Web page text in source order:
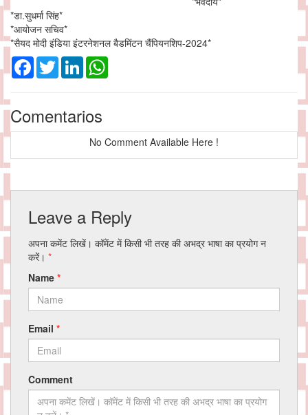
*डा.सुधर्मा सिंह*
*आयोजन सचिव*
*सैयद मोदी इंडिया इंटरनेशनल बैडमिंटन चैंपियनशिप-2024*
Facebook
TwitterLinkedIn
Comentarios
No Comment Available Here !
Leave a Reply
अपना कमेंट लिखें। कॉमेंट में किसी भी तरह की अभद्र भाषा का प्रयोग न
करें। *
Name *
Email *
Comment